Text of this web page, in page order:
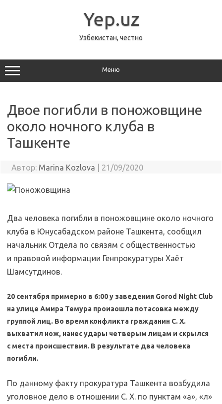
Yep.uz
Узбекистан, честно
Меню
Двое погибли в поножовщине
около ночного клуба в
Ташкенте
Автор: Marina Kozlova 21/09/2020
Два человека погибли в поножовщине около ночного
клуба в Юнусабадском районе Ташкента, сообщил
начальник Отдела по связям с общественностью
и правовой информации Генпрокуратуры Хаёт
Шамсутдинов.
20 сентября примерно в 6:00 у заведения Gorod Night Club
на улице Амира Темура произошла потасовка между
группой лиц. Во время конфликта гражданин С. Х.
выхватил нож, нанес удары четверым лицам и скрылся
с места происшествия. В результате два человека
погибли.
По данному факту прокуратура Ташкента возбудила
уголовное дело в отношении С. Х. по пунктам «а», «л»